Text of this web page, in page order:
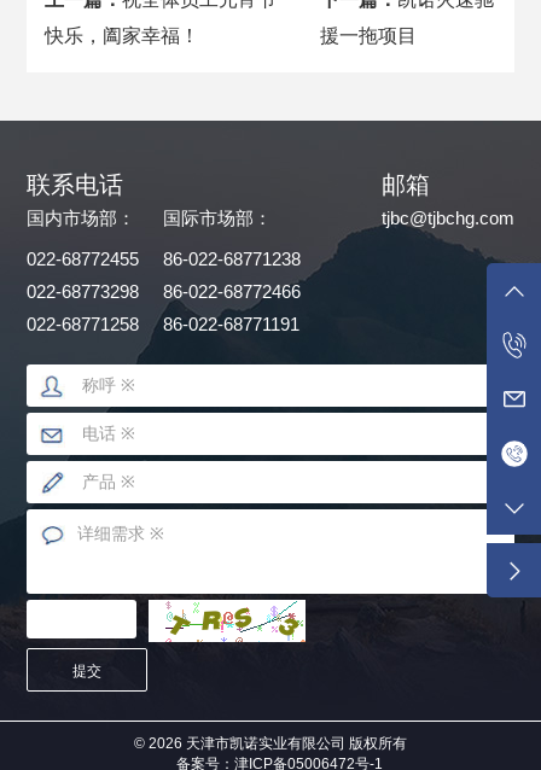
快乐，阖家幸福！
援一拖项目
联系电话
国内市场部：
022-68772455
022-68773298
022-68771258
国际市场部：
86-022-68771238
86-022-68772466
86-022-68771191
邮箱
tjbc@tjbchg.com
提交
© 2026 天津市凯诺实业有限公司 版权所有
备案号：津ICP备05006472号-1